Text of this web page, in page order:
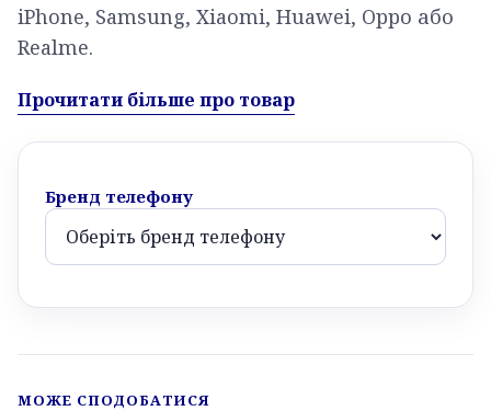
iPhone, Samsung, Xiaomi, Huawei, Oppo або
Realme.
Прочитати більше про товар
Бренд телефону
МОЖЕ СПОДОБАТИСЯ